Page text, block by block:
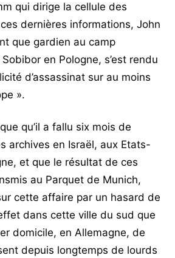
qui dirige la cellule des
dernières informations, John
que gardien au camp
en Pologne, s’est rendu
d’assassinat sur au moins
».
qu’il a fallu six mois de
archives en Israël, aux Etats-
et que le résultat de ces
au Parquet de Munich,
cette affaire par un hasard de
dans cette ville du sud que
domicile, en Allemagne, de
depuis longtemps de lourds